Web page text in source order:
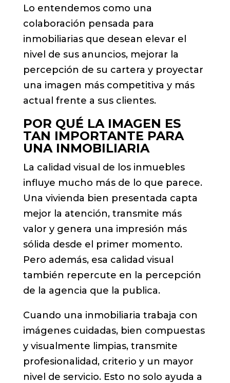
Lo entendemos como una
colaboración pensada para
inmobiliarias que desean elevar el
nivel de sus anuncios, mejorar la
percepción de su cartera y proyectar
una imagen más competitiva y más
actual frente a sus clientes.
POR QUÉ LA IMAGEN ES
TAN IMPORTANTE PARA
UNA INMOBILIARIA
La calidad visual de los inmuebles
influye mucho más de lo que parece.
Una vivienda bien presentada capta
mejor la atención, transmite más
valor y genera una impresión más
sólida desde el primer momento.
Pero además, esa calidad visual
también repercute en la percepción
de la agencia que la publica.
Cuando una inmobiliaria trabaja con
imágenes cuidadas, bien compuestas
y visualmente limpias, transmite
profesionalidad, criterio y un mayor
nivel de servicio. Esto no solo ayuda a